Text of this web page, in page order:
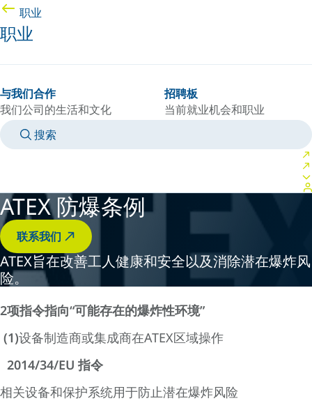
职业
职业
与我们合作
我们公司的生活和文化
招聘板
当前就业机会和职业
搜索
ATEX 防爆条例
联系我们
ATEX旨在改善工人健康和安全以及消除潜在爆炸风
险。
2项指令指向“可能存在的爆炸性环境”
(1)设备制造商或集成商在ATEX区域操作
2014/34/EU 指令
相关设备和保护系统用于防止潜在爆炸风险